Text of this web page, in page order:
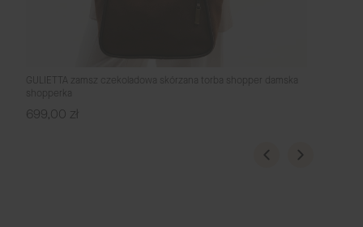
GULIETTA zamsz czekoladowa skórzana torba shopper damska
shopperka
Cena
699,00 zł